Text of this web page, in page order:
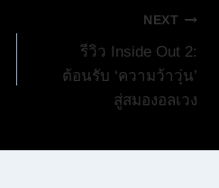
NEXT
รีวิว Inside Out 2:
ต้อนรับ ‘ความว้าวุ่น’
สู่สมองอลเวง